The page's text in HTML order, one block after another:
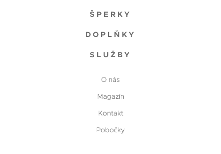
ŠPERKY
DOPLŇKY
SLUŽBY
O nás
Magazín
Kontakt
Pobočky